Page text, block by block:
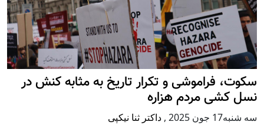
سکوت، فراموشی و تکرار تاريخ به مثابه کنش در
نسل کشی مردم هزاره
سه شنبه17 جون 2025 , داکتر ثنا نیکپی